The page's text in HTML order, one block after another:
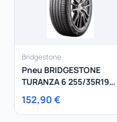
Bridgestone
Pneu BRIDGESTONE
TURANZA 6 255/35R19
96Y
152,90 €